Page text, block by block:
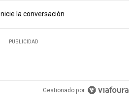
Inicie la conversación
PUBLICIDAD
Gestionado por